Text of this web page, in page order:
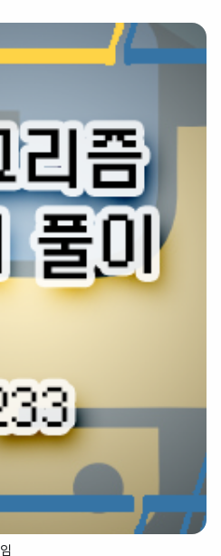
. 입력 첫째 줄에 n이 주어진다. (1 ≤ n ≤